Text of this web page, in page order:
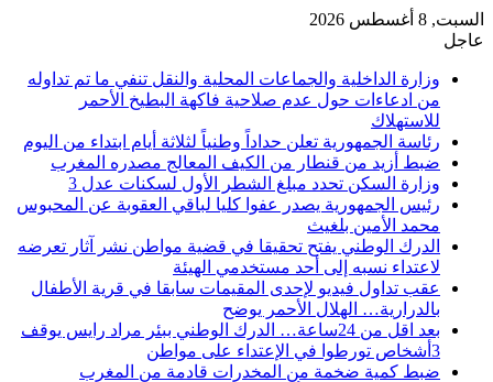
السبت, 8 أغسطس 2026
عاجل
وزارة الداخلية والجماعات المحلية والنقل تنفي ما تم تداوله
من ادعاءات حول عدم صلاحية فاكهة البطيخ الأحمر
للاستهلاك
رئاسة الجمهورية تعلن حداداً وطنياً لثلاثة أيام ابتداء من اليوم
ضبط أزيد من قنطار من الكيف المعالج مصدره المغرب
وزارة السكن تحدد مبلغ الشطر الأول لسكنات عدل 3
رئيس الجمهورية يصدر عفوا كليا لباقي العقوبة عن المحبوس
محمد الأمين بلغيث
الدرك الوطني يفتح تحقيقا في قضية مواطن نشر آثار تعرضه
لاعتداء نسبه إلى أحد مستخدمي الهيئة
عقب تداول فيديو لإحدى المقيمات سابقا في قرية الأطفال
بالدرارية… الهلال الأحمر يوضح
بعد اقل من 24ساعة… الدرك الوطني ببئر مراد رايس يوقف
3أشخاص تورطوا في الإعتداء على مواطن
ضبط كمية ضخمة من المخدرات قادمة من المغرب